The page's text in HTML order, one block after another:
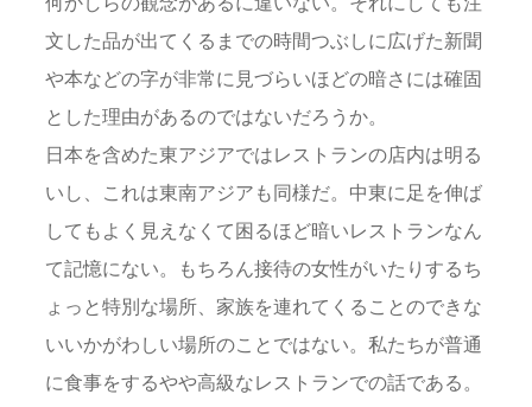
文した品が出てくるまでの時間つぶしに広げた新聞
や本などの字が非常に見づらいほどの暗さには確固
とした理由があるのではないだろうか。
日本を含めた東アジアではレストランの店内は明る
いし、これは東南アジアも同様だ。中東に足を伸ば
してもよく見えなくて困るほど暗いレストランなん
て記憶にない。もちろん接待の女性がいたりするち
ょっと特別な場所、家族を連れてくることのできな
いいかがわしい場所のことではない。私たちが普通
に食事をするやや高級なレストランでの話である。